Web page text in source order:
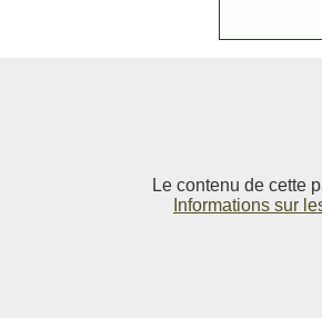
Le contenu de cette
Informations sur